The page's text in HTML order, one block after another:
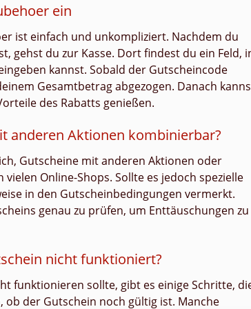
ein
ist einfach und unkompliziert. Nachdem du
gehst du zur Kasse. Dort findest du ein Feld,
kannst. Sobald der Gutscheincode
Gesamtbetrag abgezogen. Danach
des Rabatts genießen.
anderen Aktionen kombinierbar?
Gutscheine mit anderen Aktionen oder
Online-Shops. Sollte es jedoch spezielle
in den Gutscheinbedingungen vermerkt.
genau zu prüfen, um Enttäuschungen zu
nicht funktioniert?
funktionieren sollte, gibt es einige Schritte,
der Gutschein noch gültig ist. Manche